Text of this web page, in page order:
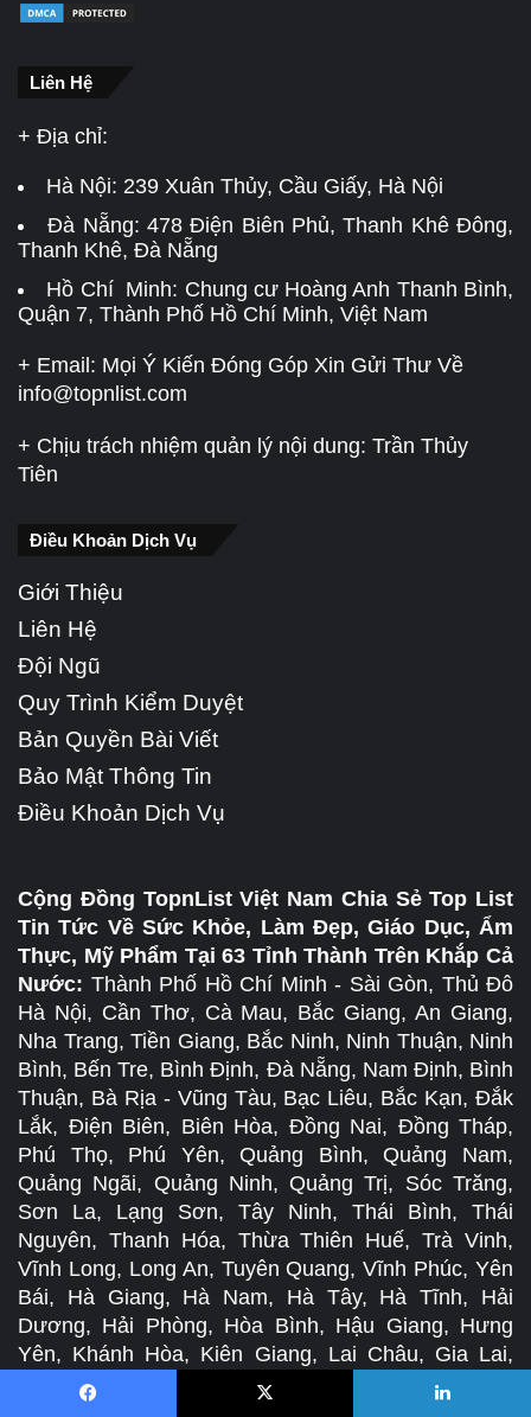
Liên Hệ
+ Địa chỉ:
Hà Nội: 239 Xuân Thủy, Cầu Giấy, Hà Nội
Đà Nẵng:478 Điện Biên Phủ, Thanh Khê Đông,
Thanh Khê, Đà Nẵng
Hồ Chí Minh: Chung cư Hoàng Anh Thanh Bình,
Quận 7, Thành Phố Hồ Chí Minh, Việt Nam
+ Email: Mọi Ý Kiến Đóng Góp Xin Gửi Thư Về
info@topnlist.com
+ Chịu trách nhiệm quản lý nội dung: Trần Thủy
Tiên
Điều Khoản Dịch Vụ
Giới Thiệu
Liên Hệ
Đội Ngũ
Quy Trình Kiểm Duyệt
Bản Quyền Bài Viết
Bảo Mật Thông Tin
Điều Khoản Dịch Vụ
Cộng Đồng TopnList Việt Nam Chia Sẻ Top List
Tin Tức Về Sức Khỏe, Làm Đẹp, Giáo Dục, Ẩm
Thực, Mỹ Phẩm Tại 63 Tỉnh Thành Trên Khắp Cả
Nước: Thành Phố Hồ Chí Minh - Sài Gòn, Thủ Đô
Hà Nội, Cần Thơ, Cà Mau, Bắc Giang, An Giang,
Nha Trang, Tiền Giang, Bắc Ninh, Ninh Thuận, Ninh
Bình, Bến Tre, Bình Định, Đà Nẵng, Nam Định, Bình
Thuận, Bà Rịa - Vũng Tàu, Bạc Liêu, Bắc Kạn, Đắk
Lắk, Điện Biên, Biên Hòa, Đồng Nai, Đồng Tháp,
Phú Thọ, Phú Yên, Quảng Bình, Quảng Nam,
Quảng Ngãi, Quảng Ninh, Quảng Trị, Sóc Trăng,
Sơn La, Lạng Sơn, Tây Ninh, Thái Bình, Thái
Nguyên, Thanh Hóa, Thừa Thiên Huế, Trà Vinh,
Vĩnh Long, Long An, Tuyên Quang, Vĩnh Phúc, Yên
Bái, Hà Giang, Hà Nam, Hà Tây, Hà Tĩnh, Hải
Dương, Hải Phòng, Hòa Bình, Hậu Giang, Hưng
Yên, Khánh Hòa, Kiên Giang, Lai Châu, Gia Lai,
Lào Cai, Lâm Đồng, Nghệ An.